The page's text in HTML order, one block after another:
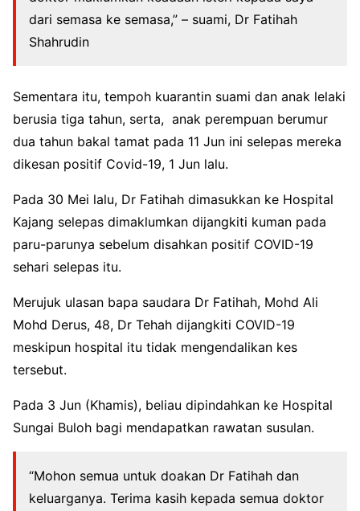
dari semasa ke semasa,” – suami, Dr Fatihah
Shahrudin
Sementara itu, tempoh kuarantin suami dan anak lelaki
berusia tiga tahun, serta, anak perempuan berumur
dua tahun bakal tamat pada 11 Jun ini selepas mereka
dikesan positif Covid-19, 1 Jun lalu.
Pada 30 Mei lalu, Dr Fatihah dimasukkan ke Hospital
Kajang selepas dimaklumkan dijangkiti kuman pada
paru-parunya sebelum disahkan positif COVID-19
sehari selepas itu.
Merujuk ulasan bapa saudara Dr Fatihah, Mohd Ali
Mohd Derus, 48, Dr Tehah dijangkiti COVID-19
meskipun hospital itu tidak mengendalikan kes
tersebut.
Pada 3 Jun (Khamis), beliau dipindahkan ke Hospital
Sungai Buloh bagi mendapatkan rawatan susulan.
“Mohon semua untuk doakan Dr Fatihah dan
keluarganya. Terima kasih kepada semua doktor